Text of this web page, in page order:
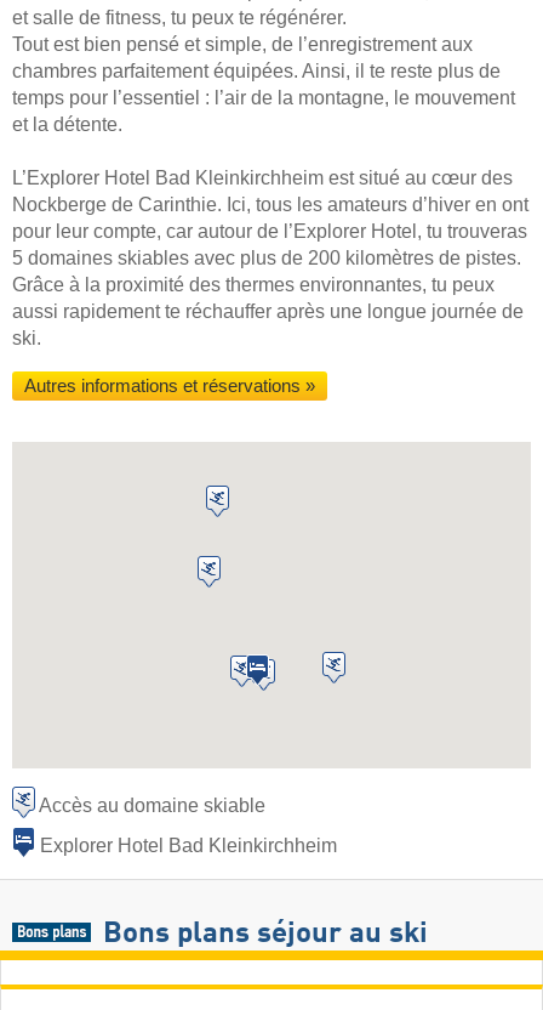
et salle de fitness, tu peux te régénérer.
Tout est bien pensé et simple, de l’enregistrement aux
chambres parfaitement équipées. Ainsi, il te reste plus de
temps pour l’essentiel : l’air de la montagne, le mouvement
et la détente.
L’Explorer Hotel Bad Kleinkirchheim est situé au cœur des
Nockberge de Carinthie. Ici, tous les amateurs d’hiver en ont
pour leur compte, car autour de l’Explorer Hotel, tu trouveras
5 domaines skiables avec plus de 200 kilomètres de pistes.
Grâce à la proximité des thermes environnantes, tu peux
aussi rapidement te réchauffer après une longue journée de
ski.
Autres informations et réservations »
Accès au domaine skiable
Explorer Hotel Bad Kleinkirchheim
Bons plans séjour au ski